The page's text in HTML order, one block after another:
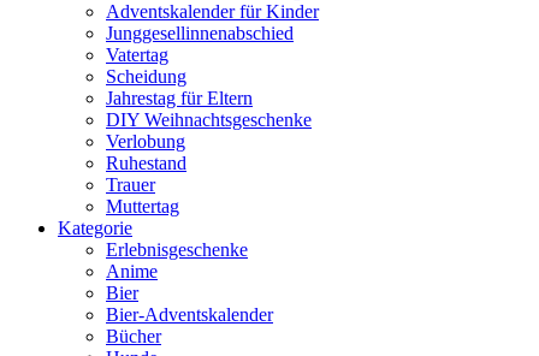
Adventskalender für Kinder
Junggesellinnenabschied
Vatertag
Scheidung
Jahrestag für Eltern
DIY Weihnachtsgeschenke
Verlobung
Ruhestand
Trauer
Muttertag
Kategorie
Erlebnisgeschenke
Anime
Bier
Bier-Adventskalender
Bücher